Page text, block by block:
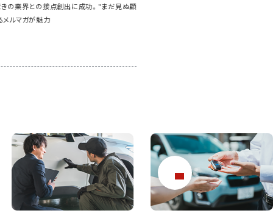
界とのマッチングを実現。異業種でも効率的に
PRでき、さらに派生して案件獲得につながるこ